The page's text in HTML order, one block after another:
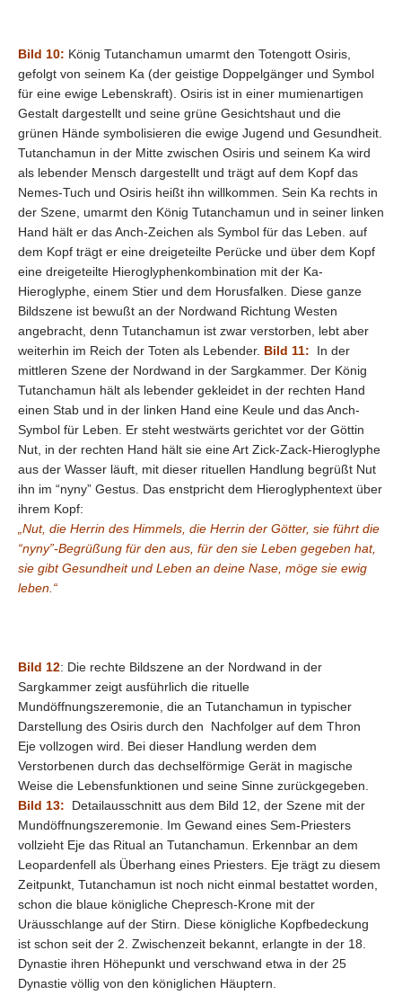
Bild 10: König Tutanchamun umarmt den Totengott Osiris,
gefolgt von seinem Ka (der geistige Doppelgänger und Symbol
für eine ewige Lebenskraft). Osiris ist in einer mumienartigen
Gestalt dargestellt und seine grüne Gesichtshaut und die
grünen Hände symbolisieren die ewige Jugend und Gesundheit.
Tutanchamun in der Mitte zwischen Osiris und seinem Ka wird
als lebender Mensch dargestellt und trägt auf dem Kopf das
Nemes-Tuch und Osiris heißt ihn willkommen. Sein Ka rechts in
der Szene, umarmt den König Tutanchamun und in seiner linken
Hand hält er das Anch-Zeichen als Symbol für das Leben. auf
dem Kopf trägt er eine dreigeteilte Perücke und über dem Kopf
eine dreigeteilte Hieroglyphenkombination mit der Ka-
Hieroglyphe, einem Stier und dem Horusfalken. Diese ganze
Bildszene ist bewußt an der Nordwand Richtung Westen
angebracht, denn Tutanchamun ist zwar verstorben, lebt aber
weiterhin im Reich der Toten als Lebender. Bild 11: In der
mittleren Szene der Nordwand in der Sargkammer. Der König
Tutanchamun hält als lebender gekleidet in der rechten Hand
einen Stab und in der linken Hand eine Keule und das Anch-
Symbol für Leben. Er steht westwärts gerichtet vor der Göttin
Nut, in der rechten Hand hält sie eine Art Zick-Zack-Hieroglyphe
aus der Wasser läuft, mit dieser rituellen Handlung begrüßt Nut
ihn im “nyny” Gestus. Das enstpricht dem Hieroglyphentext über
ihrem Kopf:
„Nut, die Herrin des Himmels, die Herrin der Götter, sie führt die
“nyny”-Begrüßung für den aus, für den sie Leben gegeben hat,
sie gibt Gesundheit und Leben an deine Nase, möge sie ewig
leben.“
Bild 12: Die rechte Bildszene an der Nordwand in der
Sargkammer zeigt ausführlich die rituelle
Mundöffnungszeremonie, die an Tutanchamun in typischer
Darstellung des Osiris durch den Nachfolger auf dem Thron
Eje vollzogen wird. Bei dieser Handlung werden dem
Verstorbenen durch das dechselförmige Gerät in magische
Weise die Lebensfunktionen und seine Sinne zurückgegeben.
Bild 13: Detailausschnitt aus dem Bild 12, der Szene mit der
Mundöffnungszeremonie. Im Gewand eines Sem-Priesters
vollzieht Eje das Ritual an Tutanchamun. Erkennbar an dem
Leopardenfell als Überhang eines Priesters. Eje trägt zu diesem
Zeitpunkt, Tutanchamun ist noch nicht einmal bestattet worden,
schon die blaue königliche Chepresch-Krone mit der
Uräusschlange auf der Stirn. Diese königliche Kopfbedeckung
ist schon seit der 2. Zwischenzeit bekannt, erlangte in der 18.
Dynastie ihren Höhepunkt und verschwand etwa in der 25
Dynastie völlig von den königlichen Häuptern.